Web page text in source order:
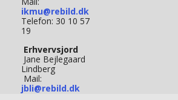
ikmu@rebild.dk
Telefon: 30 10 57
19
Erhvervsjord
Jane Bejlegaard
Lindberg
Mail:
jbli@rebild.dk